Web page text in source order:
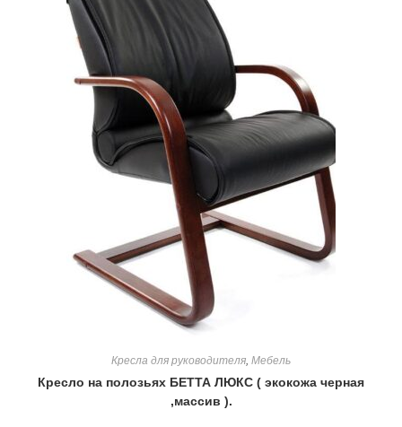
Кресла для руководителя Мебель
Кресло на полозьях БЕТТА ЛЮКС ( экокожа черная
,массив ).